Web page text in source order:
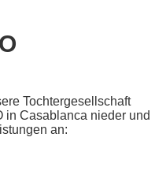
Tochtergesellschaft
in Casablanca nieder und
an: